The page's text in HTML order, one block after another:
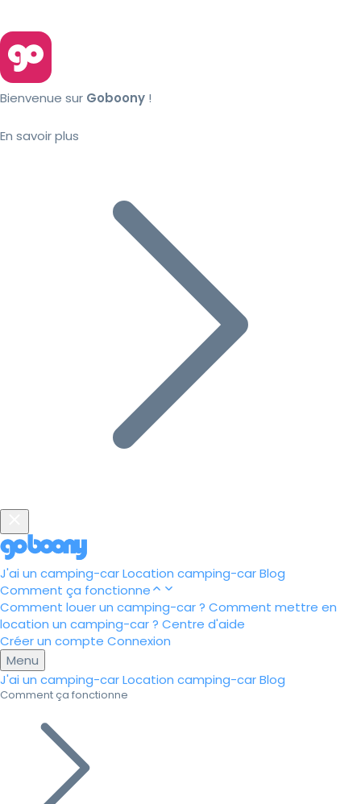
Bienvenue sur Goboony !
En savoir plus
J'ai un camping-carLocation camping-carBlog
Comment ça fonctionne
Comment louer un camping-car ? Comment mettre en
location un camping-car ? Centre d'aide
Créer un compte Connexion
Menu
J'ai un camping-carLocation camping-carBlog
Comment ça fonctionne